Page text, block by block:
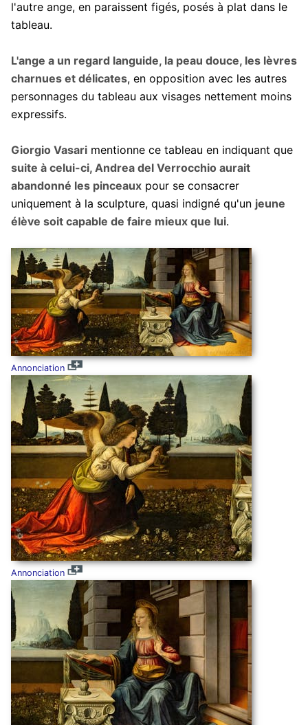
l'autre ange, en paraissent figés, posés à plat dans le
tableau.
L'ange a un regard languide, la peau douce, les lèvres
charnues et délicates, en opposition avec les autres
personnages du tableau aux visages nettement moins
expressifs.
Giorgio Vasarimentionne ce tableau en indiquant que
suite à celui-ci, Andrea del Verrocchio aurait
abandonné les pinceauxpour se consacrer
uniquement à la sculpture, quasi indigné qu'un jeune
élève soit capable de faire mieux que lui.
Annonciation
Annonciation